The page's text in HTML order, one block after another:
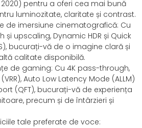
2020) pentru a oferi cea mai bună
luminozitate, claritate și contrast.
de imersiune cinematografică: Cu
și upscaling, Dynamic HDR și Quick
bucurați-vă de o imagine clară și
calitate disponibilă.
de gaming: Cu 4K pass-through,
Auto Low Latency Mode (ALLM)
(QFT), bucurați-vă de experiența
precum și de întârzieri și
tale preferate de voce: